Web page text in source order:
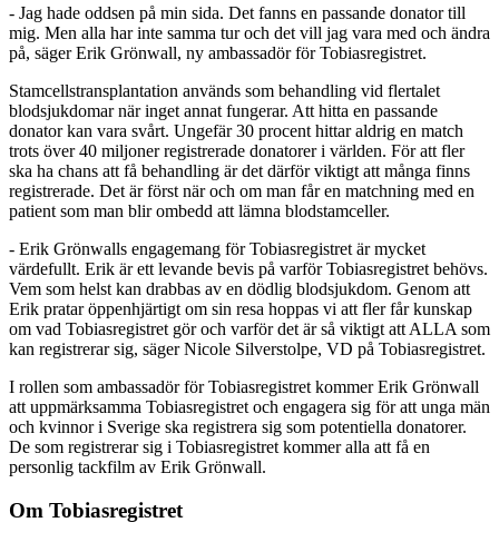
- Jag hade oddsen på min sida. Det fanns en passande donator till
mig. Men alla har inte samma tur och det vill jag vara med och ändra
på, säger Erik Grönwall, ny ambassadör för Tobiasregistret.
Stamcellstransplantation används som behandling vid flertalet
blodsjukdomar när inget annat fungerar. Att hitta en passande
donator kan vara svårt. Ungefär 30 procent hittar aldrig en match
trots över 40 miljoner registrerade donatorer i världen. För att fler
ska ha chans att få behandling är det därför viktigt att många finns
registrerade. Det är först när och om man får en matchning med en
patient som man blir ombedd att lämna blodstamceller.
- Erik Grönwalls engagemang för Tobiasregistret är mycket
värdefullt. Erik är ett levande bevis på varför Tobiasregistret behövs.
Vem som helst kan drabbas av en dödlig blodsjukdom. Genom att
Erik pratar öppenhjärtigt om sin resa hoppas vi att fler får kunskap
om vad Tobiasregistret gör och varför det är så viktigt att ALLA som
kan registrerar sig, säger Nicole Silverstolpe, VD på Tobiasregistret.
I rollen som ambassadör för Tobiasregistret kommer Erik Grönwall
att uppmärksamma Tobiasregistret och engagera sig för att unga män
och kvinnor i Sverige ska registrera sig som potentiella donatorer.
De som registrerar sig i Tobiasregistret kommer alla att få en
personlig tackfilm av Erik Grönwall.
Om Tobiasregistret